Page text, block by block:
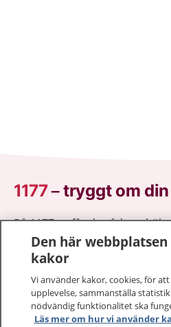
1177–tryggt om
På 1177.se får du råd om
sjukdomar och vilka
Logga in för att läsa din
vårdärenden. Ring
sjukvårdsrådgivning dygnet
1177 ger dig råd när du vill
Den här
kakor
Vi använder kakor, cookies, för
upplevelse, sammanställa
nödvändig funktionalitet ska
Läs mer om hur vi använder